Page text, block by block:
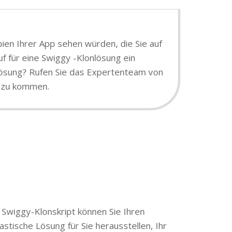
Ihrer App sehen würden, die Sie auf
für eine Swiggy -Klonlösung ein
Rufen Sie das Expertenteam von
kommen.
Klonskript können Sie Ihren
Lösung für Sie herausstellen, Ihr